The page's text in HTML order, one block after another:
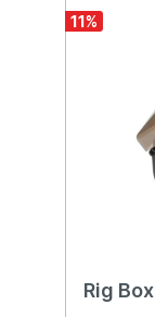
11%
Rig Box